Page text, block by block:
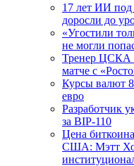
17 лет ИИ под
доросли до
«Угостили
не могли
Тренер ЦСКА
матче с
Курсы валют 8
евро
Разработчик
за BIP-110
Цена
США: Мэтт